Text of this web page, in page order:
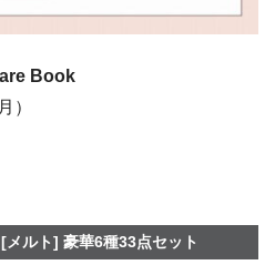
Book
）
ルト] 豪華6種33点セット